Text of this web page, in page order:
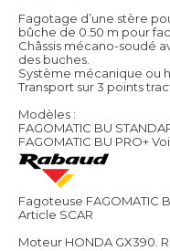
Fagotage d’une stère
bûche de 0.50 m pour
Châssis mécano-soudé
des buches.
Système mécanique ou
Transport sur 3 points
Modèles :
FAGOMATIC BU
FAGOMATIC BU PRO+
Fagoteuse FAGOMATIC
Article SCAR
Moteur HONDA GX390.